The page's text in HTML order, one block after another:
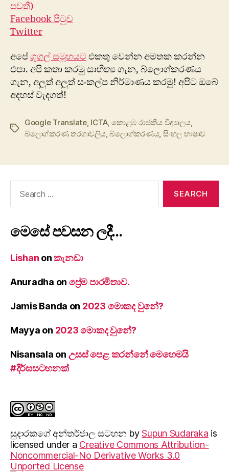
පවතී)
Facebook පිටුව
Twitter
අපේගූගල් සමූහයටඑකතු වෙන්න අමතක කරන්න
එපා. අපි කතා කරමු සාහිත්‍ය ගැන, බ්ලොග්කරණය
ගැන, අලුත් අලුත් සංකල්ප නිර්මාණය කරමු! අපිට ඔබේ
අදහස් වැදගත්!
Tags
Google Translate, ICTA, කොළඹ රාජකීය විද්‍යාලය
බ්ලොග්කරණ තරගාවලිය ,බ්ලොග්කරණය සිංහල භාෂාව
මෙසේ පවසන ලදී…
Lishan onකැනඩා
Anuradha on ප්‍රේම පාරමිතාව.
Jamis Banda on 2023 මොකද වුනේ?
Mayya on 2023 මොකද වුනේ?
Nisansala on උසස් පෙළ කරන්නේ මෙහෙමයි
#දීර්ඝසටහනක්
සුදාරක‍ගේ අන්තර්ජාල සටහන bySupun Sudaraka is
licensed under a Creative Commons Attribution-
Noncommercial-No Derivative Works 3.0
Unported License